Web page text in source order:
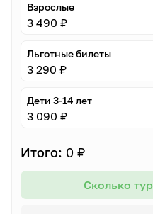
Взрослые
3 490 ₽
Льготные билеты
3 290 ₽
Дети 3-14 лет
3 090 ₽
Итого: 0 ₽
Сколько